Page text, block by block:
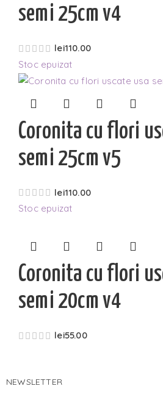
semi 25cm v4
lei110.00
Stoc epuizat
Coronita cu flori
semi 25cm v5
lei110.00
Stoc epuizat
Coronita cu flori
semi 20cm v4
lei55.00
NEWSLETTER